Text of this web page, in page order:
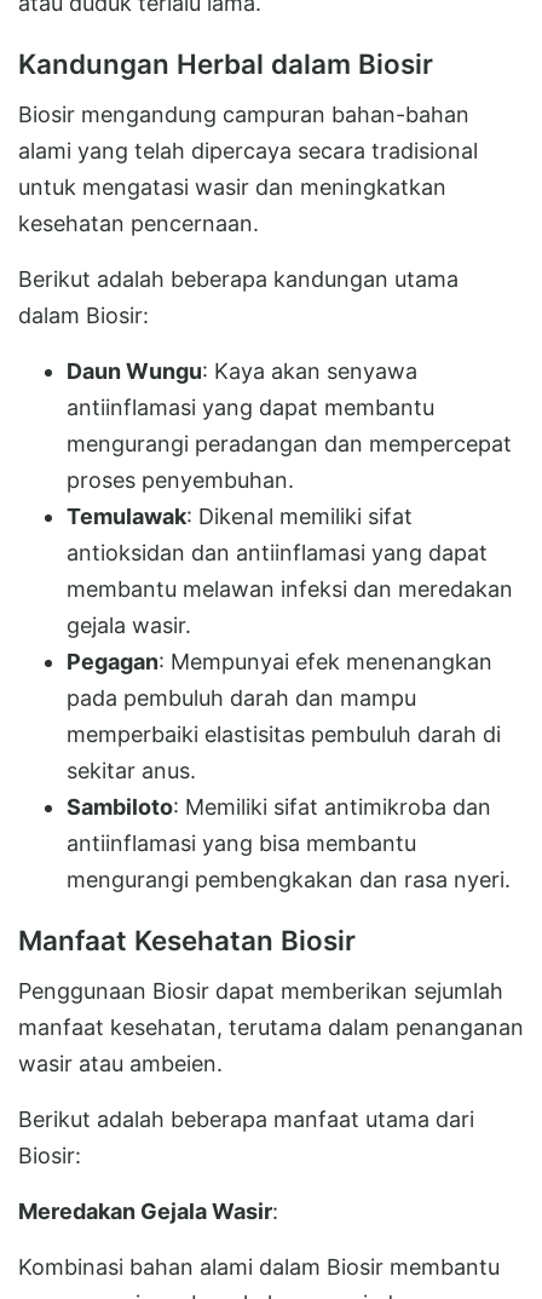
Kandungan Herbal dalam Biosir
Biosir mengandung campuran bahan-bahan
alami yang telah dipercaya secara tradisional
untuk mengatasi wasir dan meningkatkan
kesehatan pencernaan.
Berikut adalah beberapa kandungan utama
dalam Biosir:
Daun Wungu: Kaya akan senyawa
antiinflamasi yang dapat membantu
mengurangi peradangan dan mempercepat
proses penyembuhan.
Temulawak: Dikenal memiliki sifat
antioksidan dan antiinflamasi yang dapat
membantu melawan infeksi dan meredakan
gejala wasir.
Pegagan: Mempunyai efek menenangkan
pada pembuluh darah dan mampu
memperbaiki elastisitas pembuluh darah di
sekitar anus.
Sambiloto: Memiliki sifat antimikroba dan
antiinflamasi yang bisa membantu
mengurangi pembengkakan dan rasa nyeri.
Manfaat Kesehatan Biosir
Penggunaan Biosir dapat memberikan sejumlah
manfaat kesehatan, terutama dalam penanganan
wasir atau ambeien.
Berikut adalah beberapa manfaat utama dari
Biosir:
Meredakan Gejala Wasir:
Kombinasi bahan alami dalam Biosir membantu